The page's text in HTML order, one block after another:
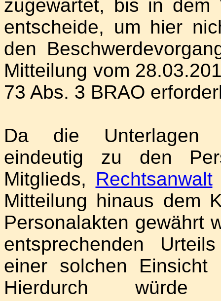
zugewartet, bis in dem
entscheide, um hier
den
Mitteilung vom
73 Abs. 3 BRAO
Da die Unterlagen
eindeutig zu den
Mitglieds, Rechtsanwalt
Mitteilung hinaus dem
Personalakten gewährt
entsprechenden
einer solchen
Hierdurch